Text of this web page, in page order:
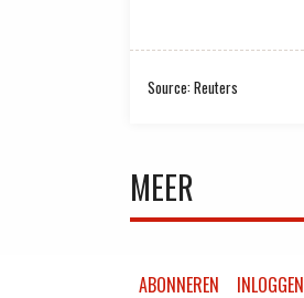
Source: Reuters
MEER
ABONNEREN INLOGGEN